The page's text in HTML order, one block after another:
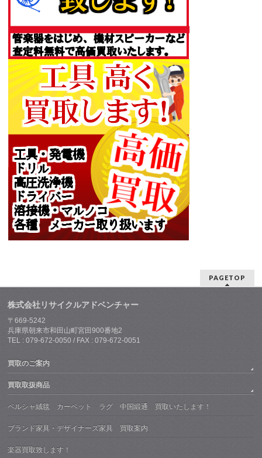
PAGETOP
株式会社リサイクルアドベンチャー
〒669-5242
兵庫県朝来市和田山町宮田900番地2
TEL : 079-672-0050 / FAX : 079-672-0051
買取のご案内
買取取扱商品
ペルシャ絨毯 カーペット ラグ 中国緞通 買取いたします！
ブランド家具・デザイナーズ家具 買取案内
楽器買取致します！